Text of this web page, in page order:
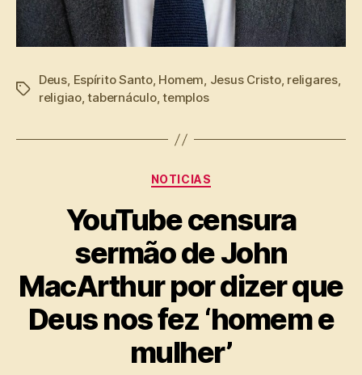
Tags
Deus, Espírito Santo, Homem, Jesus Cristo, religares,
religiao,tabernáculo,templos
Categorias
NOTICIAS
YouTube censura
sermão de John
MacArthur por dizer que
Deus nos fez ‘homem e
mulher’